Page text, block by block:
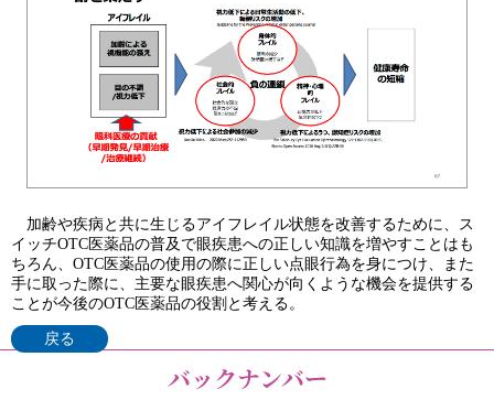
加齢や疾病と共に生じるアイフレイル状態を改善するために、ス
イッチOTC医薬品の普及で眼疾患への正しい知識を増やすことはも
ちろん、OTC医薬品の使用の際に正しい点眼行為を身につけ、また
手に取った際に、主要な眼疾患へ関心が向くような機会を提供する
ことが今後のOTC医薬品の役割と考える。
戻る
バックナンバー